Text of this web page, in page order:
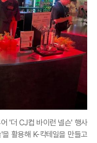
'더 CJ컵 바이런 넬슨' 행사
활용해 K-칵테일을 만들고